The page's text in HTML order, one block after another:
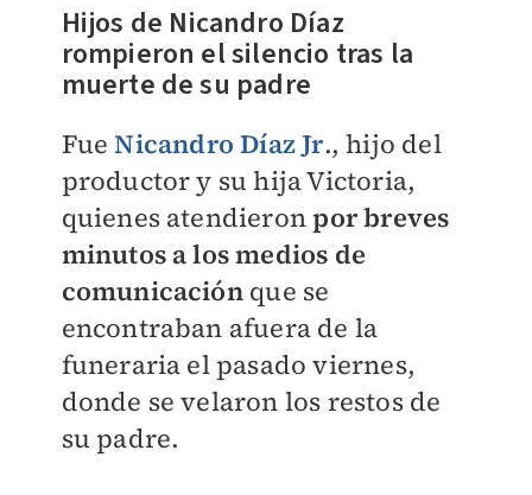
Hijos de Nicandro Díaz
rompieron el silencio tras la
muerte de su padre
​FueNicandro Díaz Jr., hijo del
productor y su hija Victoria,
quienes atendieronpor breves
minutos a los medios de
comunicaciónque se
encontraban afuera de la
funeraria el pasado viernes,
donde se velaron los restos de
su padre.